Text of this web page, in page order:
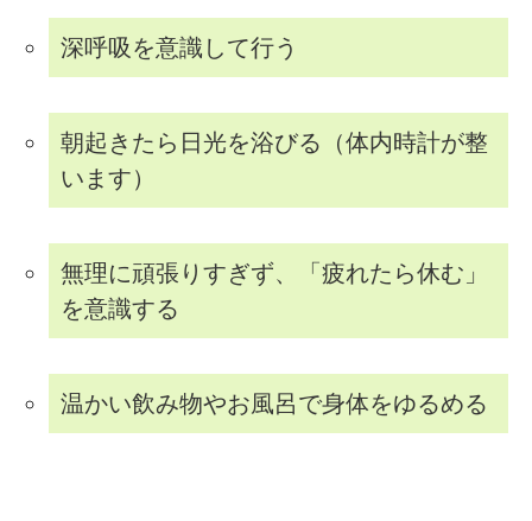
深呼吸を意識して行う
朝起きたら日光を浴びる（体内時計が整
います）
無理に頑張りすぎず、「疲れたら休む」
を意識する
温かい飲み物やお風呂で身体をゆるめる